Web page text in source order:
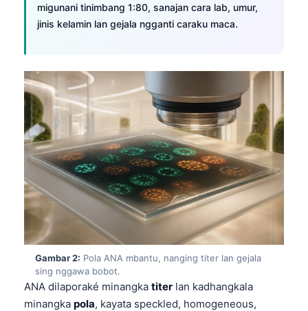
migunani tinimbang 1:80, sanajan cara lab, umur,
jinis kelamin lan gejala ngganti caraku maca.
Gambar 2: Pola ANA mbantu, nanging titer lan gejala
sing nggawa bobot.
ANA dilaporaké minangka titer lan kadhangkala
minangka pola, kayata speckled, homogeneous,